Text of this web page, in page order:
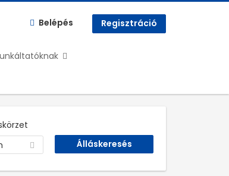
Belépés Regisztráció